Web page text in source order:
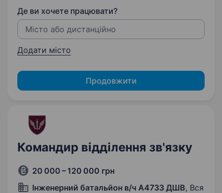
Де ви хочете працювати?
Додати місто
Продовжити
Командир відділення зв'язку
20 000 – 120 000 грн
Інженерний батальйон в/ч А4733 ДШВ, Вся